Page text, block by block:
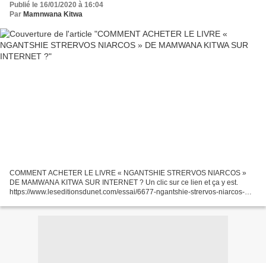
Publié le 16/01/2020 à 16:04
Par Mamnwana Kitwa
COMMENT ACHETER LE LIVRE « NGANTSHIE STRERVOS NIARCOS »
DE MAMWANA KITWA SUR INTERNET ? Un clic sur ce lien et ça y est.
https://www.leseditionsdunet.com/essai/6677-ngantshie-strervos-niarcos-